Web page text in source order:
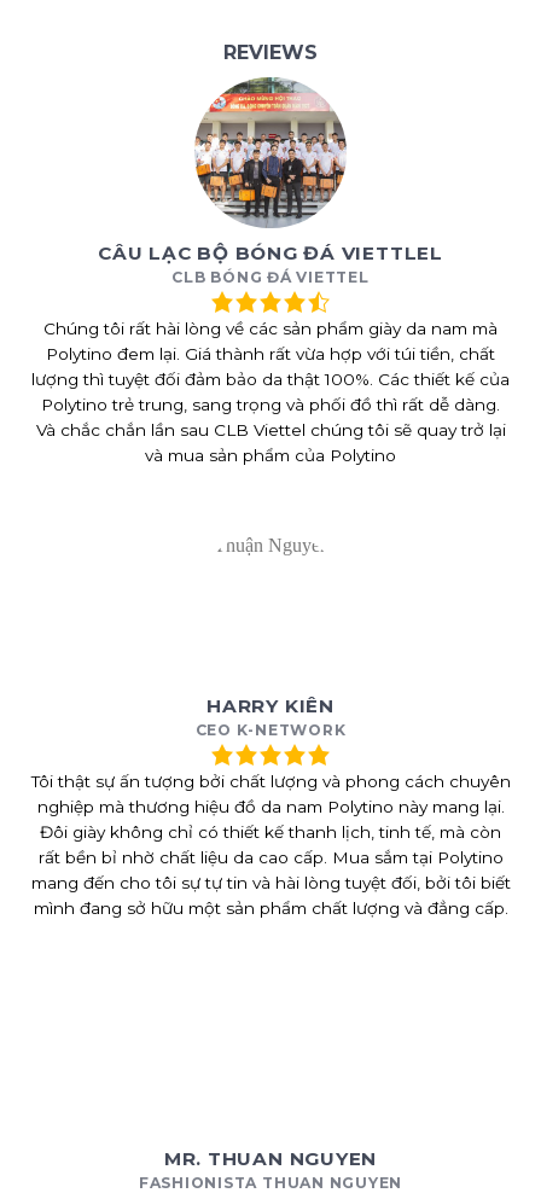
REVIEWS
CÂU LẠC BỘ BÓNG ĐÁ VIETTLEL
CLB BÓNG ĐÁ VIETTEL
Chúng tôi rất hài lòng về các sản phẩm giày da nam mà
Polytino đem lại. Giá thành rất vừa hợp với túi tiền, chất
lượng thì tuyệt đối đảm bảo da thật 100%. Các thiết kế của
Polytino trẻ trung, sang trọng và phối đồ thì rất dễ dàng.
Và chắc chắn lần sau CLB Viettel chúng tôi sẽ quay trở lại
và mua sản phẩm của Polytino
HARRY KIÊN
CEO K-NETWORK
Tôi thật sự ấn tượng bởi chất lượng và phong cách chuyên
nghiệp mà thương hiệu đồ da nam Polytino này mang lại.
Đôi giày không chỉ có thiết kế thanh lịch, tinh tế, mà còn
rất bền bỉ nhờ chất liệu da cao cấp. Mua sắm tại Polytino
mang đến cho tôi sự tự tin và hài lòng tuyệt đối, bởi tôi biết
mình đang sở hữu một sản phẩm chất lượng và đẳng cấp.
MR. THUAN NGUYEN
FASHIONISTA THUAN NGUYEN